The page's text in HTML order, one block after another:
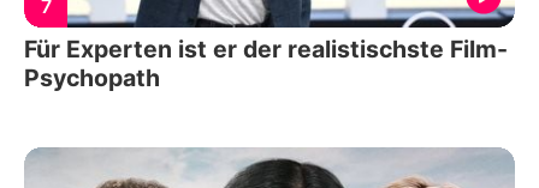
7
Für Experten ist er der realistischste Film-
Psychopath